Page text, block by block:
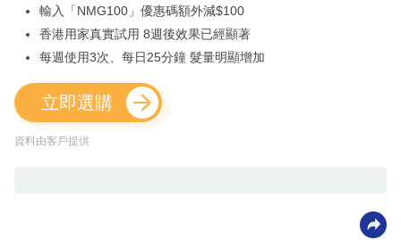
輸入「NMG100」優惠碼額外減$100
香港用家真實試用 8週後效果已經顯著
每週使用3次、每日25分鐘 髮量明顯增加
立即選購
資料由客戶提供